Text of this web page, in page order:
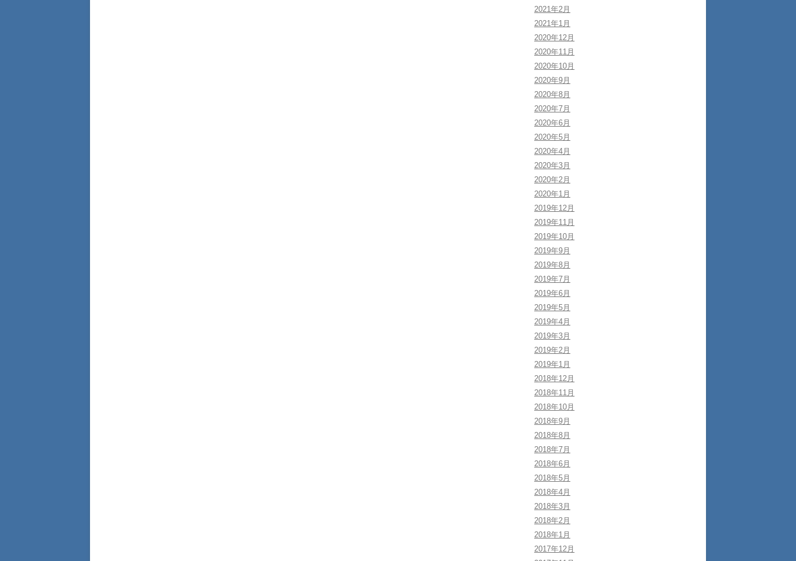
2021年2月
2021年1月
2020年12月
2020年11月
2020年10月
2020年9月
2020年8月
2020年7月
2020年6月
2020年5月
2020年4月
2020年3月
2020年2月
2020年1月
2019年12月
2019年11月
2019年10月
2019年9月
2019年8月
2019年7月
2019年6月
2019年5月
2019年4月
2019年3月
2019年2月
2019年1月
2018年12月
2018年11月
2018年10月
2018年9月
2018年8月
2018年7月
2018年6月
2018年5月
2018年4月
2018年3月
2018年2月
2018年1月
2017年12月